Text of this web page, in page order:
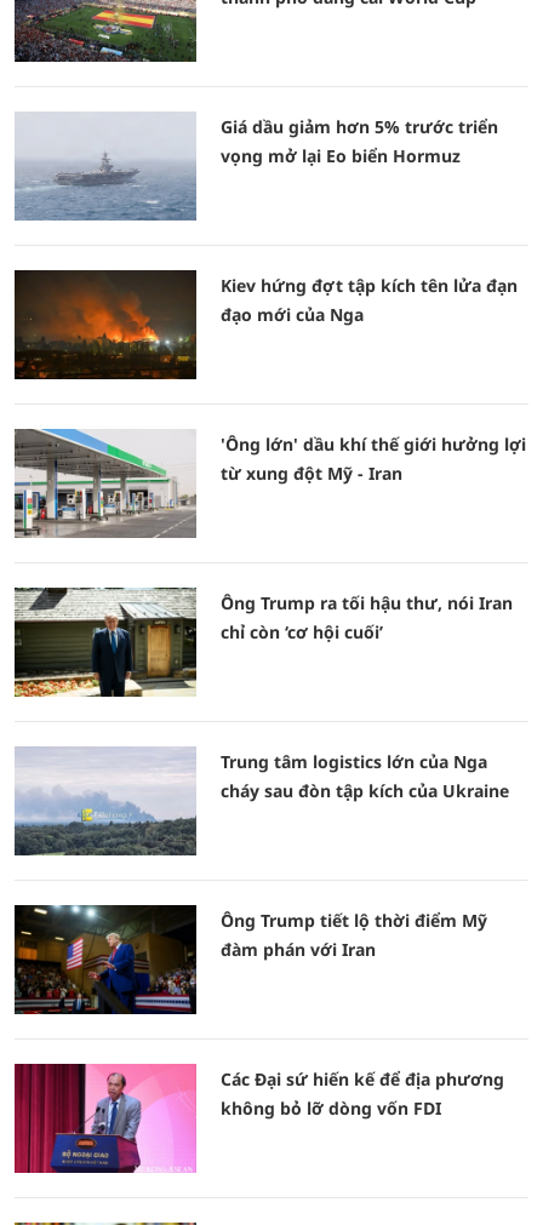
Giá dầu giảm hơn 5% trước triển
vọng mở lại Eo biển Hormuz
Kiev hứng đợt tập kích tên lửa đạn
đạo mới của Nga
'Ông lớn' dầu khí thế giới hưởng lợi
từ xung đột Mỹ - Iran
Ông Trump ra tối hậu thư, nói Iran
chỉ còn ‘cơ hội cuối’
Trung tâm logistics lớn của Nga
cháy sau đòn tập kích của Ukraine
Ông Trump tiết lộ thời điểm Mỹ
đàm phán với Iran
Các Đại sứ hiến kế để địa phương
không bỏ lỡ dòng vốn FDI